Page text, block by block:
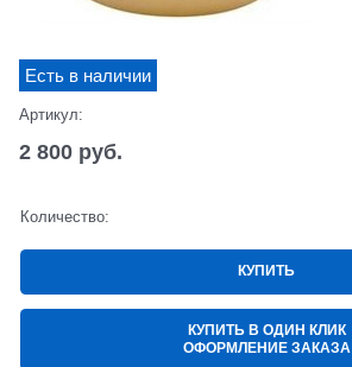
Есть в наличии
Артикул:
2 800 руб.
Количество:
КУПИТЬ
КУПИТЬ В ОДИН КЛИК
ОФОРМЛЕНИЕ ЗАКАЗА